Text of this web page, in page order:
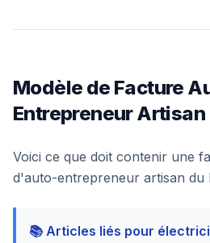
Modèle de Facture
Entrepreneur Artisan
Voici ce que doit contenir une
d'auto-entrepreneur artisan du
📚 Articles liés pour